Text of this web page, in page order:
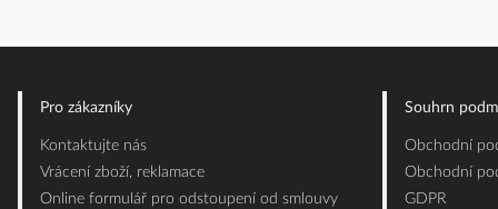
Pro zákazníky
Kontaktujte nás
Vrácení zboží, reklamace
Online formulář pro odstoupení od smlouvy
Souhrn
Obchodní
Obchodní
GDPR